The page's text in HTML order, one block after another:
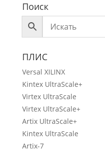
Поиск
ПЛИС
Versal XILINX
Kintex UltraScale+
Virtex UltraScale
Virtex UltraScale+
Artix UltraScale+
Kintex UltraScale
Artix-7